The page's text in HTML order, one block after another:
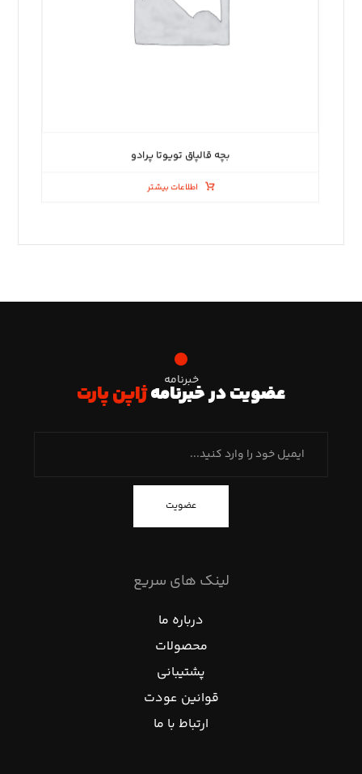
بچه قالپاق تویوتا پرادو
اطلاعات بیشتر
خبرنامه
عضویت در خبرنامهژاپن پارت
عضویت
لینک های سریع
درباره ما
محصولات
پشتیبانی
قوانین عودت
ارتباط با ما